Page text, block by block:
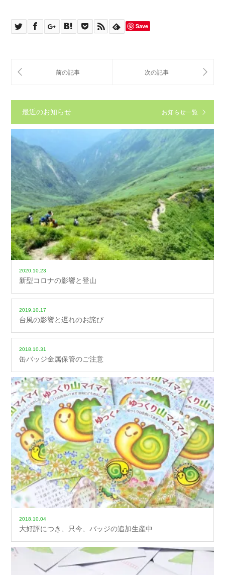
Save
最近のお知らせ お知らせ一覧
2020.10.23
新型コロナの影響と登山
2019.10.17
台風の影響と遅れのお詫び
2018.10.31
缶バッジ金属保管のご注意
2018.10.04
大好評につき、只今、バッジの追加生産中